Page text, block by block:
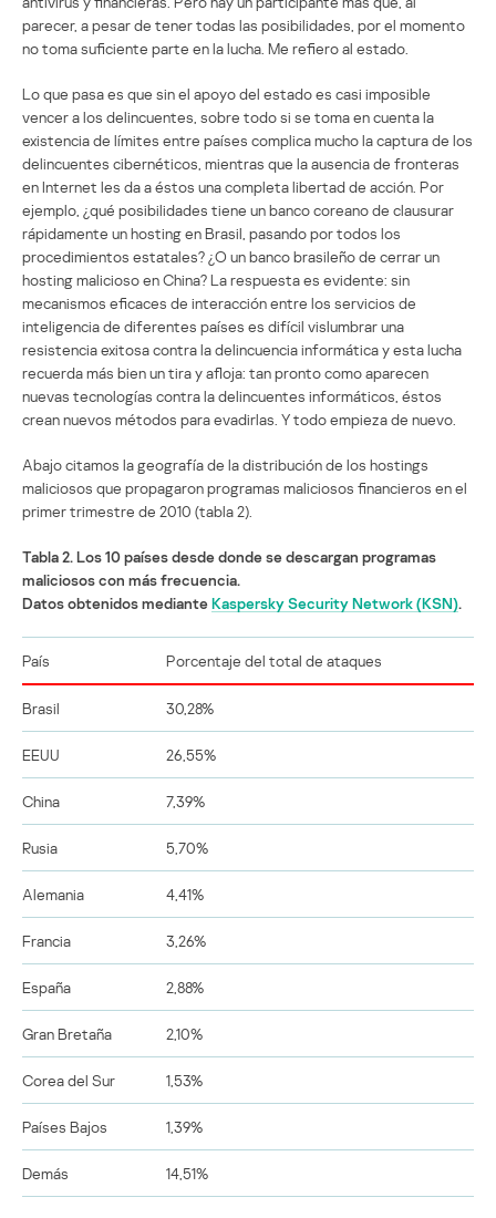
parecer, a pesar de tener todas las posibilidades, por el momento
no toma suficiente parte en la lucha. Me refiero al estado.
Lo que pasa es que sin el apoyo del estado es casi imposible
vencer a los delincuentes, sobre todo si se toma en cuenta la
existencia de límites entre países complica mucho la captura de los
delincuentes cibernéticos, mientras que la ausencia de fronteras
en Internet les da a éstos una completa libertad de acción. Por
ejemplo, ¿qué posibilidades tiene un banco coreano de clausurar
rápidamente un hosting en Brasil, pasando por todos los
procedimientos estatales? ¿O un banco brasileño de cerrar un
hosting malicioso en China? La respuesta es evidente: sin
mecanismos eficaces de interacción entre los servicios de
inteligencia de diferentes países es difícil vislumbrar una
resistencia exitosa contra la delincuencia informática y esta lucha
recuerda más bien un tira y afloja: tan pronto como aparecen
nuevas tecnologías contra la delincuentes informáticos, éstos
crean nuevos métodos para evadirlas. Y todo empieza de nuevo.
Abajo citamos la geografía de la distribución de los hostings
maliciosos que propagaron programas maliciosos financieros en el
primer trimestre de 2010 (tabla 2).
Tabla 2. Los 10 países desde donde se descargan programas
maliciosos con más frecuencia.
Datos obtenidos medianteKaspersky Security Network (KSN).
País Porcentaje del total de ataques
Brasil 30,28%
EEUU 26,55%
China 7,39%
Rusia 5,70%
Alemania 4,41%
Francia 3,26%
España 2,88%
Gran Bretaña 2,10%
Corea del Sur 1,53%
Países Bajos 1,39%
Demás 14,51%